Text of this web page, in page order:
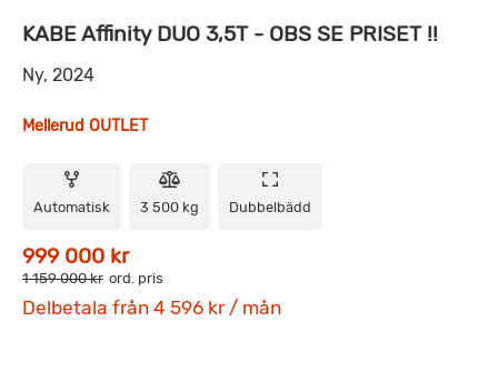
KABE Affinity DUO 3,5T - OBS SE PRISET !!
Ny, 2024
Mellerud OUTLET
Automatisk 3 500 kg Dubbelbädd
999 000 kr
1 159 000 kr ord. pris
Delbetala från 4 596 kr / mån